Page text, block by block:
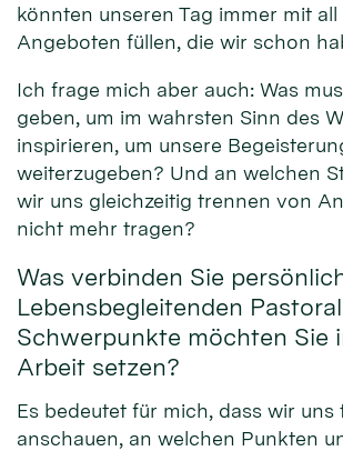
könnten unseren Tag immer mit all
Angeboten füllen, die wir schon
Ich frage mich aber auch: Was
geben, um im wahrsten Sinn des
inspirieren, um unsere
weiterzugeben? Und an welchen
wir uns gleichzeitig trennen von
nicht mehr tragen?
Was verbinden Sie
Lebensbegleitenden
Schwerpunkte möchten Sie
Arbeit setzen?
Es bedeutet für mich, dass wir uns
anschauen, an welchen Punkten